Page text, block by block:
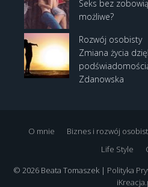
Seks bez
możliwe?
Rozwój osobisty
Zmiana życia
Zdanowska
O mnie Biznes i rozwój
Life Style
© 2026 Beata Tomaszek | Polityka